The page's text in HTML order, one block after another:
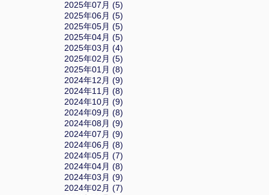
2025年07月 (5)
2025年06月 (5)
2025年05月 (5)
2025年04月 (5)
2025年03月 (4)
2025年02月 (5)
2025年01月 (8)
2024年12月 (9)
2024年11月 (8)
2024年10月 (9)
2024年09月 (8)
2024年08月 (9)
2024年07月 (9)
2024年06月 (8)
2024年05月 (7)
2024年04月 (8)
2024年03月 (9)
2024年02月 (7)